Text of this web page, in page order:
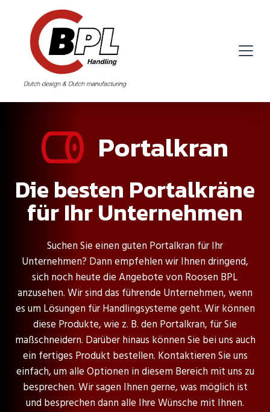
Portalkran
Die besten Portalkräne
für Ihr Unternehmen
Suchen Sie einen guten Portalkran für Ihr
Unternehmen? Dann empfehlen wir Ihnen dringend,
sich noch heute die Angebote von Roosen BPL
anzusehen. Wir sind das führende Unternehmen, wenn
es um Lösungen für Handlingsysteme geht. Wir können
diese Produkte, wie z. B. den Portalkran, für Sie
maßschneidern. Darüber hinaus können Sie bei uns auch
ein fertiges Produkt bestellen. Kontaktieren Sie uns
einfach, um alle Optionen in diesem Bereich mit uns zu
besprechen. Wir sagen Ihnen gerne, was möglich ist
und besprechen dann alle Ihre Wünsche mit Ihnen.